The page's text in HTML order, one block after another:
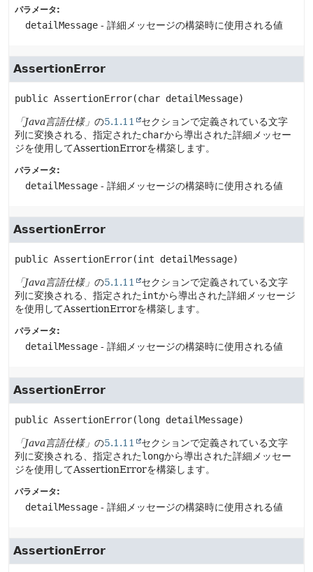
パラメータ:
detailMessage - 詳細メッセージの構築時に使用される値
AssertionError
public AssertionError(char detailMessage)
「Java言語仕様」 の5.1.11
セクションで定義されている文字
列に変換される、指定されたcharから導出された詳細メッセー
ジを使用してAssertionErrorを構築します。
パラメータ:
detailMessage - 詳細メッセージの構築時に使用される値
AssertionError
public AssertionError(int detailMessage)
「Java言語仕様」 の5.1.11
セクションで定義されている文字
列に変換される、指定されたintから導出された詳細メッセージ
を使用してAssertionErrorを構築します。
パラメータ:
detailMessage - 詳細メッセージの構築時に使用される値
AssertionError
public AssertionError(long detailMessage)
「Java言語仕様」 の5.1.11
セクションで定義されている文字
列に変換される、指定されたlongから導出された詳細メッセー
ジを使用してAssertionErrorを構築します。
パラメータ:
detailMessage - 詳細メッセージの構築時に使用される値
AssertionError